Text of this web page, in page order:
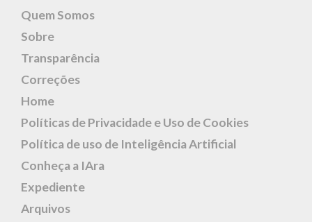
Quem Somos
Sobre
Transparência
Correções
Home
Políticas de Privacidade e Uso de Cookies
Política de uso de Inteligência Artificial
Conheça a IAra
Expediente
Arquivos